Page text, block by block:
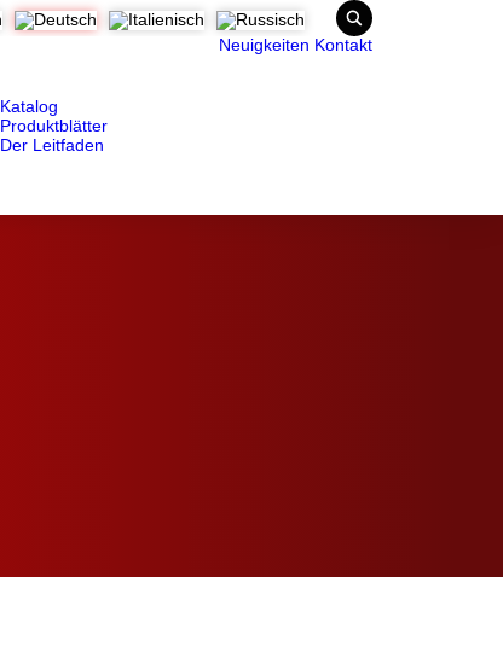
Katalog
Produktblätter
Der Leitfaden
Neuigkeiten Kontakt